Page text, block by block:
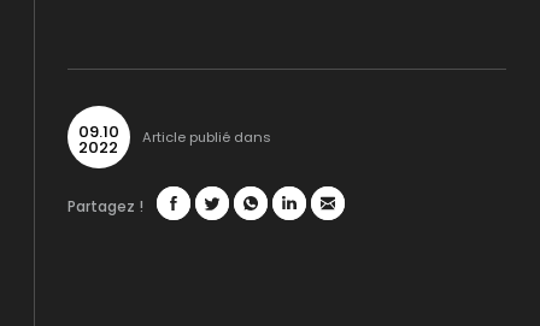
09.10
2022 Article publié dans
Partagez !